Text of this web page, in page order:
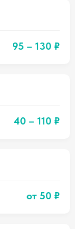
95 – 130 ₽
40 – 110 ₽
от 50 ₽